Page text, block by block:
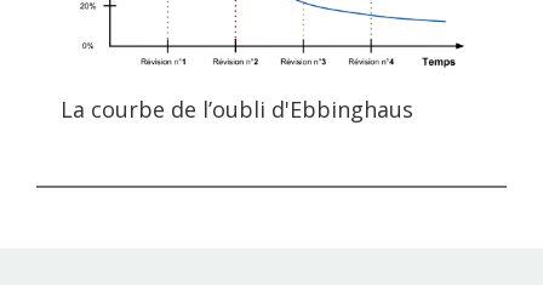
La courbe de l’oubli d'Ebbinghaus